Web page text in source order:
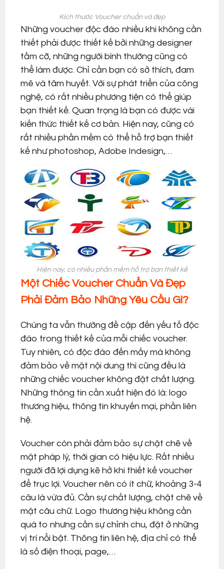
Kích thước Voucher chuẩn và đẹp
Những voucher độc đáo nhiều khi không cần
thiết phải được thiết kế bởi những designer
tầm cỡ, những người bình thường cũng có
thể làm được. Chỉ cần bạn có sở thích, đam
mê và tâm huyết. Với sự phát triển của công
nghệ, có rất nhiều phương tiện có thể giúp
bạn thiết kế. Quan trọng là bạn có được vài
kiến thức thiết kế cơ bản. Hiện nay, cũng có
rất nhiều phần mềm có thể hỗ trợ bạn thiết
kế như photoshop, Adobe Indesign,…
Hiện nay, có nhiều phần mềm hỗ trợ bạn thiết kế
Một Chiếc Voucher Chuẩn Và Đẹp
Phải Đảm Bảo Những Yêu Cầu Gì?
Chúng ta vẫn thường đề cập đến yếu tố độc
đáo trong thiết kế của mỗi chiếc voucher.
Tuy nhiên, có độc đáo đến mấy mà không
đảm bảo về mặt nội dung thì cũng đều là
những chiếc voucher không đặt chất lượng.
Những thông tin cần xuất hiện đó là: logo
thương hiệu, thông tin khuyến mại, phần liên
hệ.
Voucher còn phải đảm bảo sự chặt chẽ về
mặt pháp lý, thời gian có hiệu lực. Rất nhiều
người đã lợi dụng kẽ hở khi thiết kế voucher
để trục lợi. Voucher nên có ít chữ, khoảng 3-4
câu là vừa đủ. Cần sự chất lượng, chặt chẽ về
mặt câu chữ. Logo thương hiệu không cần
quá to nhưng cần sự chỉnh chu, đặt ở những
vị trí nổi bật. Thông tin liên hệ, địa chỉ có thể
là số điện thoại, page,…